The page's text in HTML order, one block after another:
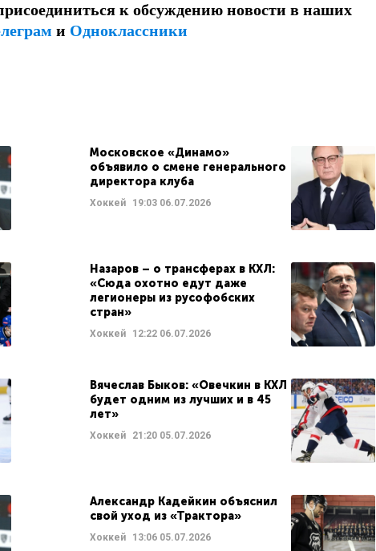
к обсуждению новости в наших
и Одноклассники
Московское «Динамо»
объявило о смене генерального
директора клуба
Хоккей 19:0306.07.2026
Назаров – о трансферах в КХЛ:
«Сюда охотно едут даже
легионеры из русофобских
стран»
Хоккей 12:2206.07.2026
Вячеслав Быков: «Овечкин в КХЛ
будет одним из лучших и в 45
лет»
Хоккей 21:2005.07.2026
Александр Кадейкин объяснил
свой уход из «Трактора»
Хоккей 13:0605.07.2026